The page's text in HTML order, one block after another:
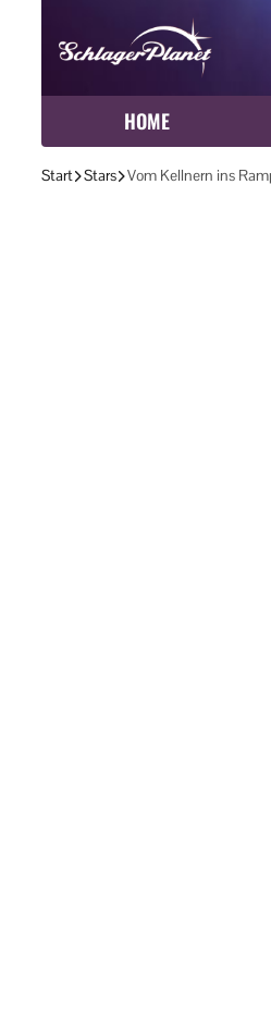
HOME
Start Stars Vom Kellnern ins